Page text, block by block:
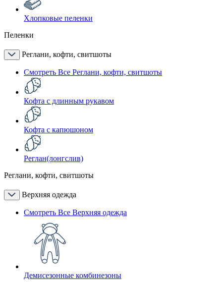
Хлопковые пеленки
Пеленки
Реглани, кофти, свитшоты
Смотреть Все Реглани, кофти, свитшоты
Кофта с длинным рукавом
Кофта с капюшоном
Реглан(лонгслив)
Реглани, кофти, свитшоты
Верхняя одежда
Смотреть Все Верхняя одежда
Демисезонные комбинезоны